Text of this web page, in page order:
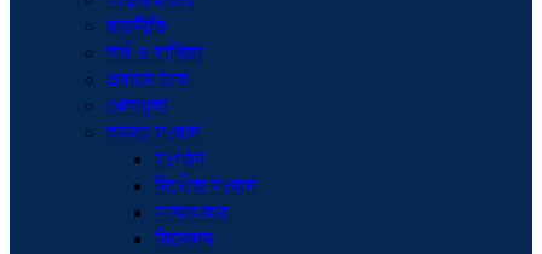
রাজনীতি
অর্থ ও বাণিজ্য
প্রবাসে ডাক
খেলাধুলা
অনন্যা সংবাদ
সংগঠন
নিখোঁজ সংবাদ
সাক্ষাৎকার
বিনোদন